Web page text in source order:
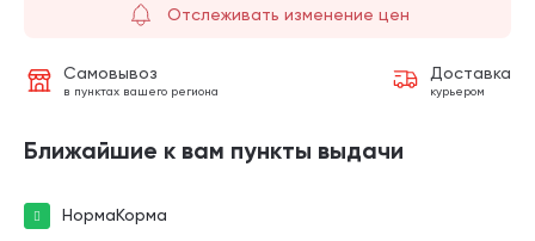
Отслеживать изменение цен
Самовывоз
в пунктах вашего региона
Доставка
курьером
Ближайшие к вам пункты выдачи
НормаКорма